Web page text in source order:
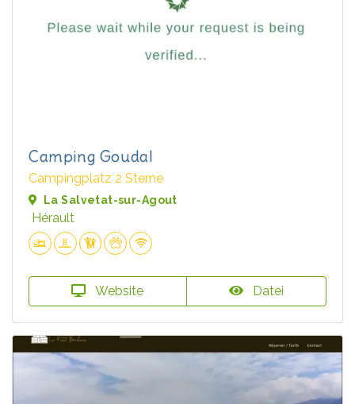
Camping Goudal
Campingplatz 2 Sterne
La Salvetat-sur-Agout
Hérault
Website Datei